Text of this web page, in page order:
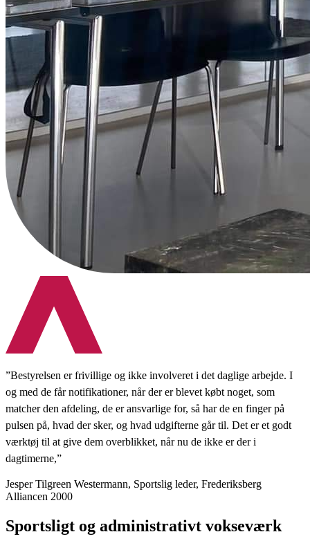
”Bestyrelsen er frivillige og ikke involveret i det daglige arbejde. I
og med de får notifikationer, når der er blevet købt noget, som
matcher den afdeling, de er ansvarlige for, så har de en finger på
pulsen på, hvad der sker, og hvad udgifterne går til. Det er et godt
værktøj til at give dem overblikket, når nu de ikke er der i
dagtimerne,”
Jesper Tilgreen Westermann, Sportslig leder, Frederiksberg
Alliancen 2000
‍Sportsligt og administrativt vokseværk